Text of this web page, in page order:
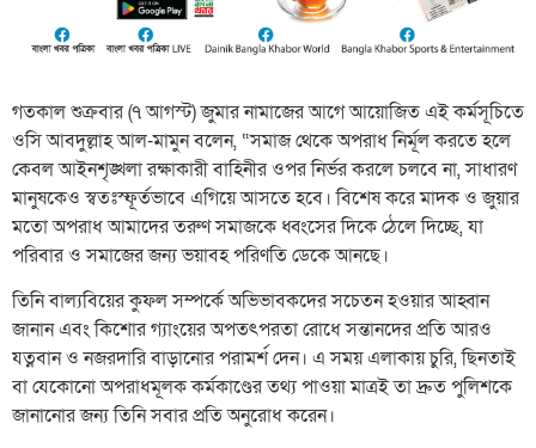
​গতকাল শুক্রবার (৭ আগস্ট) জুমার নামাজের আগে আয়োজিত এই কর্মসূচিতে
ওসি আবদুল্লাহ আল-মামুন বলেন, “সমাজ থেকে অপরাধ নির্মূল করতে হলে
কেবল আইনশৃঙ্খলা রক্ষাকারী বাহিনীর ওপর নির্ভর করলে চলবে না, সাধারণ
মানুষকেও স্বতঃস্ফূর্তভাবে এগিয়ে আসতে হবে। বিশেষ করে মাদক ও জুয়ার
মতো অপরাধ আমাদের তরুণ সমাজকে ধ্বংসের দিকে ঠেলে দিচ্ছে, যা
পরিবার ও সমাজের জন্য ভয়াবহ পরিণতি ডেকে আনছে।
​তিনি বাল্যবিয়ের কুফল সম্পর্কে অভিভাবকদের সচেতন হওয়ার আহ্বান
জানান এবং কিশোর গ্যাংয়ের অপতৎপরতা রোধে সন্তানদের প্রতি আরও
যত্নবান ও নজরদারি বাড়ানোর পরামর্শ দেন। এ সময় এলাকায় চুরি, ছিনতাই
বা যেকোনো অপরাধমূলক কর্মকাণ্ডের তথ্য পাওয়া মাত্রই তা দ্রুত পুলিশকে
জানানোর জন্য তিনি সবার প্রতি অনুরোধ করেন।